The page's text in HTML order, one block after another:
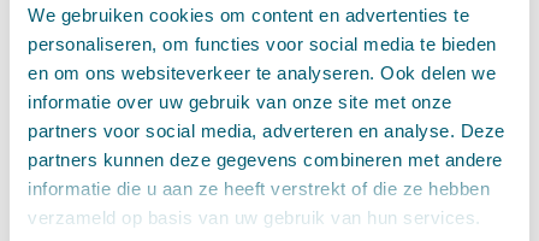
We gebruiken cookies om content en advertenties te
personaliseren, om functies voor social media te bieden
en om ons websiteverkeer te analyseren. Ook delen we
informatie over uw gebruik van onze site met onze
partners voor social media, adverteren en analyse. Deze
partners kunnen deze gegevens combineren met andere
informatie die u aan ze heeft verstrekt of die ze hebben
verzameld op basis van uw gebruik van hun services.
fatsoenlijke investeerders. De minister onderzoekt op dit
moment een variant van de noodknop die op voldoende
draagvlak kan rekenen. Hierbij zal zij de mogelijkheid voor een
beperking op basis van de WOZ-waarde betrekken. Dit najaar
wordt de balans opgemaakt van het definitieve
maatregelenpakket.
Woondeals